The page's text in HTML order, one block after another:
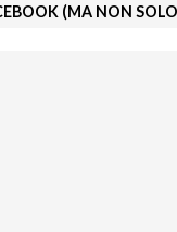
(MA NON